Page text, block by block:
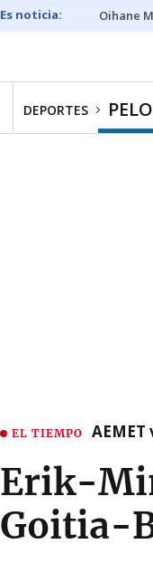
Oihane
DEPORTES
EL TIEMPO
Erik-
Goitia-